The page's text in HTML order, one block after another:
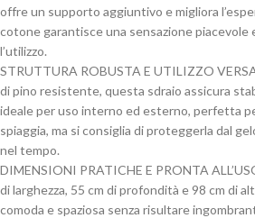
offre un supporto aggiuntivo e migliora
cotone garantisce una sensazione
l’utilizzo.
STRUTTURA ROBUSTA E UTILIZZO
di pino resistente, questa sdraio assicura
ideale per uso interno ed esterno, perfetta
spiaggia, ma si consiglia di proteggerla dal
nel tempo.
DIMENSIONI PRATICHE E PRONTA
di larghezza, 55 cm di profondità e 98 cm di
comoda e spaziosa senza risultare